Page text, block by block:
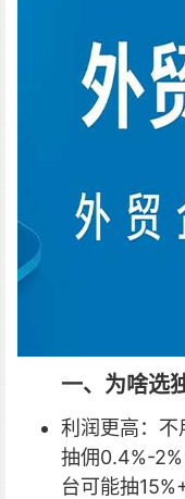
一、为啥选
利润更高：
抽佣0.4%-
台可能抽